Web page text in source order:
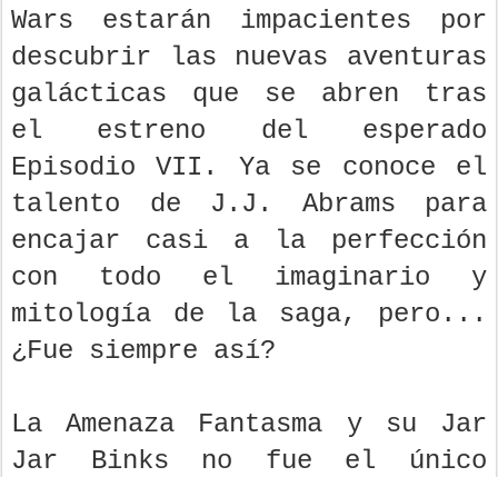
Wars estarán impacientes por
descubrir las nuevas aventuras
galácticas que se abren tras
el estreno del esperado
Episodio VII. Ya se conoce el
talento de J.J. Abrams para
encajar casi a la perfección
con todo el imaginario y
mitología de la saga, pero...
¿Fue siempre así?
La Amenaza Fantasma y su Jar
Jar Binks no fue el único